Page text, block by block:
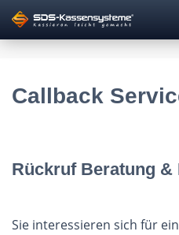
Callback
Rückruf Beratung &
Sie interessieren sich für